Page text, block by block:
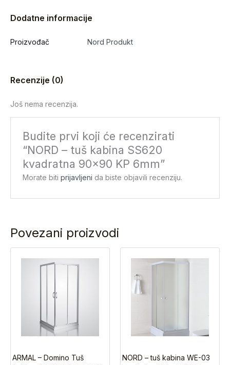
Dodatne informacije
Proizvođač Nord Produkt
Recenzije (0)
Još nema recenzija.
Budite prvi koji će recenzirati
“NORD – tuš kabina SS620
kvadratna 90×90 KP 6mm”
Morate bitiprijavljeni da biste objavili recenziju.
Povezani proizvodi
ARMAL – Domino Tuš
NORD – tuš kabina WE-03